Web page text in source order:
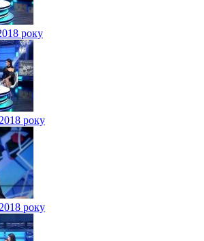
року
року
року